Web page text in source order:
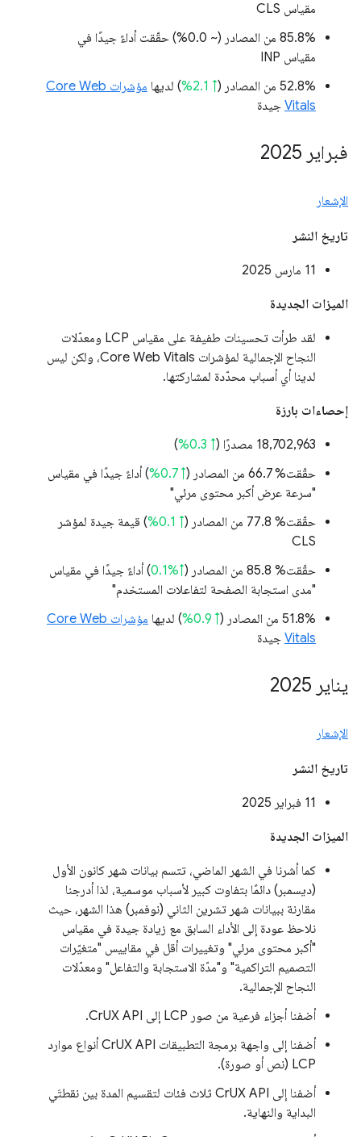
مقياس CLS
‫85.8% من المصادر (
~ 0.0%
) حقّقت أداءً جيدًا في
مقياس INP
‫52.8% من المصادر (
↑ 2.1% ) لديها
مؤشرات Core Web
Vitals جيدة
فبراير 2025
الإشعار
تاريخ النشر
‫11 مارس 2025
الميزات الجديدة
لقد طرأت تحسينات طفيفة على مقياس LCP ومعدّلات
النجاح الإجمالية لمؤشرات Core Web Vitals، ولكن ليس
لدينا أي أسباب محدّدة لمشاركتها.
إحصاءات بارزة
‫18,702,963 مصدرًا ( ↑ 0.3%
)
حقّقت% 66.7 من المصادر (
↑ 0.7%
) أداءً جيدًا في مقياس
"سرعة عرض أكبر محتوى مرئي"
حقّقت% 77.8 من المصادر (
↑ 0.1%
) قيمة جيدة لمؤشر
CLS
حقّقت% 85.8 من المصادر (
↑%0.1
) أداءً جيدًا في مقياس
"مدى استجابة الصفحة لتفاعلات المستخدم"
‫51.8% من المصادر (
↑ 0.9% ) لديها
مؤشرات Core Web
Vitals جيدة
يناير 2025
الإشعار
تاريخ النشر
‫11 فبراير 2025
الميزات الجديدة
كما أشرنا في الشهر الماضي، تتسم بيانات شهر كانون الأول
(ديسمبر) دائمًا بتفاوت كبير لأسباب موسمية، لذا أدرجنا
مقارنة ببيانات شهر تشرين الثاني (نوفمبر) هذا الشهر، حيث
نلاحظ عودة إلى الأداء السابق مع زيادة جيدة في مقياس
"أكبر محتوى مرئي" وتغييرات أقل في مقاييس "متغيّرات
التصميم التراكمية" و"مدّة الاستجابة والتفاعل" ومعدّلات
النجاح الإجمالية.
أضفنا أجزاء فرعية من صور LCP إلى CrUX API.
أضفنا إلى واجهة برمجة التطبيقات CrUX API أنواع موارد
LCP (نص أو صورة).
أضفنا إلى CrUX API ثلاث فئات لتقسيم المدة بين نقطتَي
البداية والنهاية.